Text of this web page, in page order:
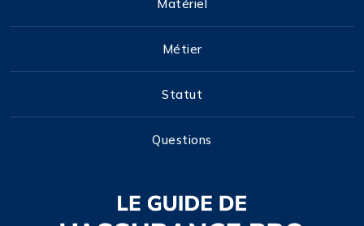
Matériel
Métier
Statut
Questions